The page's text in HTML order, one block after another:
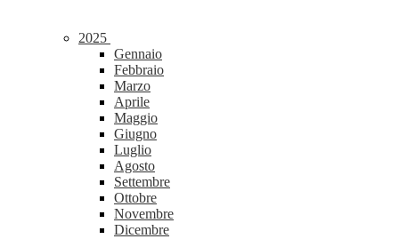
2025
Gennaio
Febbraio
Marzo
Aprile
Maggio
Giugno
Luglio
Agosto
Settembre
Ottobre
Novembre
Dicembre